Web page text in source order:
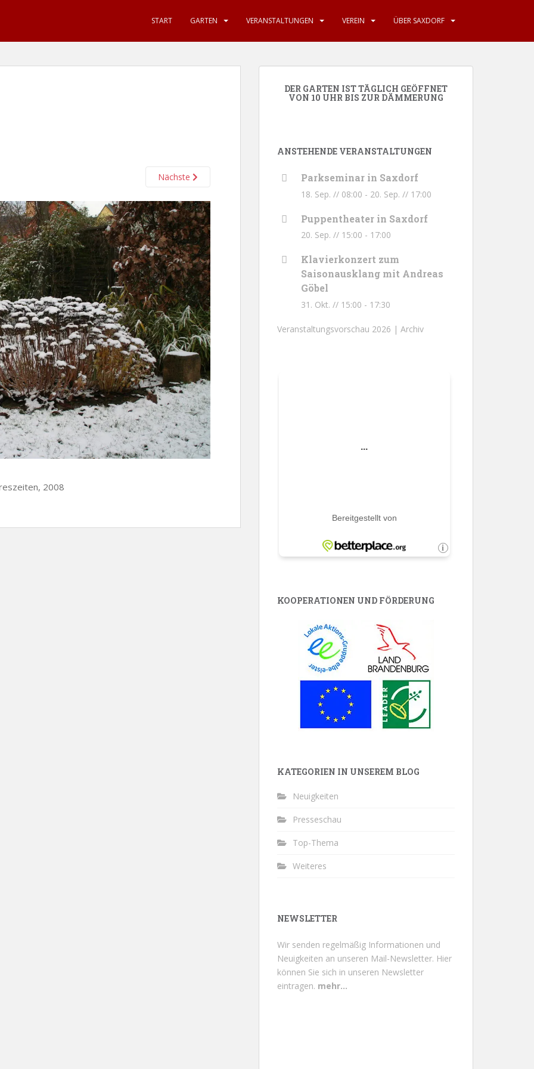
START GARTEN VERANSTALTUNGEN VEREIN ÜBER SAXDORF
Nächste
2008
DER GARTEN IST TÄGLICH GEÖFFNET
VON 10 UHR BIS ZUR DÄMMERUNG
ANSTEHENDE VERANSTALTUNGEN
Parkseminar in Saxdorf
18. Sep. // 08:00 - 20. Sep. // 17:00
Puppentheater in Saxdorf
20. Sep. // 15:00 - 17:00
Klavierkonzert zum
Saisonausklang mit Andreas
Göbel
31. Okt. // 15:00 - 17:30
Veranstaltungsvorschau 2026 | Archiv
KOOPERATIONEN UND FÖRDERUNG
KATEGORIEN IN UNSEREM BLOG
Neuigkeiten
Presseschau
Top-Thema
Weiteres
NEWSLETTER
Wir senden regelmäßig Informationen und
Neuigkeiten an unseren Mail-Newsletter. Hier
können Sie sich in unseren Newsletter
eintragen. mehr...